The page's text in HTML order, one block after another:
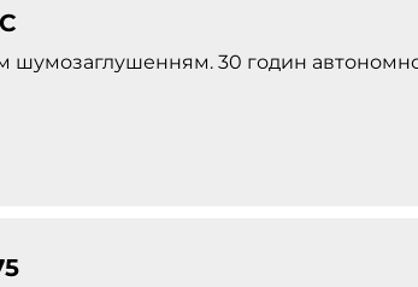
шумозаглушенням. 30 годин